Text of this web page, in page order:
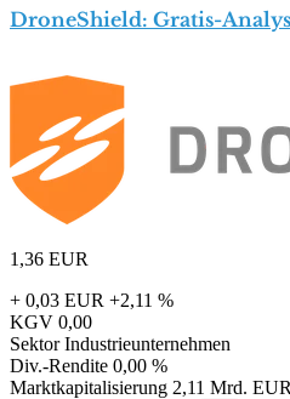
DroneShield: Gratis-
1,36 EUR
+ 0,03 EUR +2,11 %
KGV 0,00
Sektor Industrieunternehmen
Div.-Rendite 0,00 %
Marktkapitalisierung 2,11 Mrd. EUR